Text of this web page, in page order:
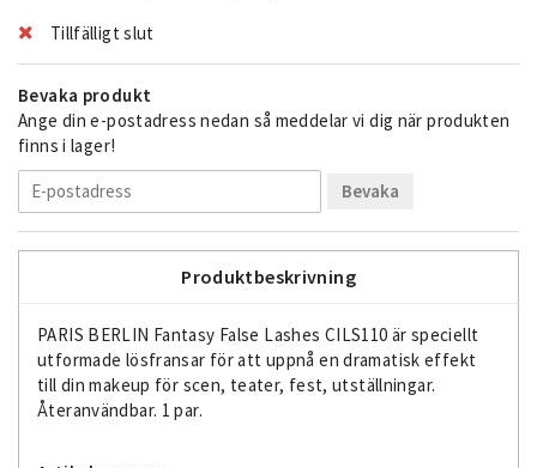
Tillfälligt slut
Bevaka produkt
Ange din e-postadress nedan så meddelar vi dig när produkten
finns i lager!
Bevaka
Produktbeskrivning
PARIS BERLIN Fantasy False Lashes CILS110 är speciellt
utformade lösfransar för att uppnå en dramatisk effekt
till din makeup för scen, teater, fest, utställningar.
Återanvändbar. 1 par.